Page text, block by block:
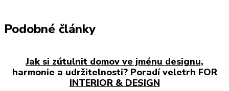
Podobné články
Jak si zútulnit domov ve jménu designu,
harmonie a udržitelnosti? Poradí veletrh FOR
INTERIOR & DESIGN